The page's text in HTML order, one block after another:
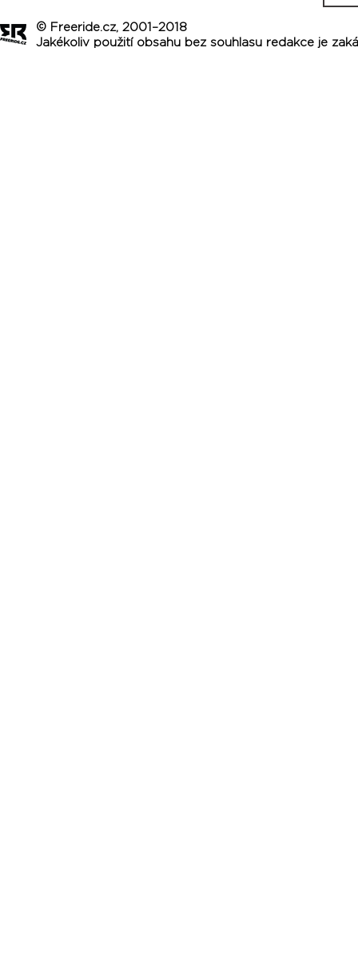
© Freeride.cz, 2001–2018
Jakékoliv použití obsahu bez souhlasu redakce je